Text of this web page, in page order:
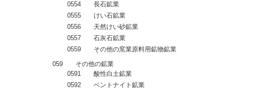
0554 長石鉱業
0555 けい石鉱業
0556 天然けい砂鉱業
0557 石灰石鉱業
0559 その他の窯業原料用鉱物鉱業
059 その他の鉱業
0591 酸性白土鉱業
0592 ベントナイト鉱業